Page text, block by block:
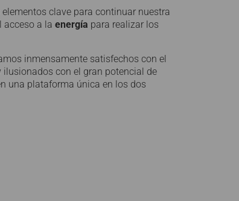
clave para continuar nuestra
acceso a la energía para realizar los
inmensamente satisfechos con el
con el gran potencial de
una plataforma única en los dos